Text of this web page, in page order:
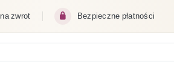
zwrot Bezpieczne płatności